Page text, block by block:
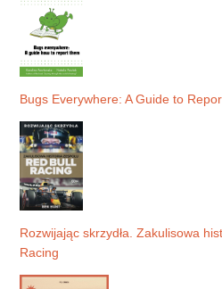
Bugs Everywhere: A Guide to
Rozwijając skrzydła. Zakulisowa
Racing